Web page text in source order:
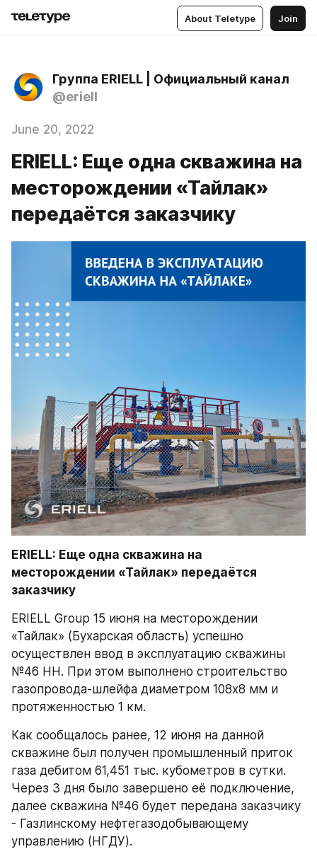
About Teletype Join
Группа ERIELL | Официальный канал
@eriell
June 20, 2022
ERIELL: Еще одна скважина на
месторождении «Тайлак»
передаётся заказчику
ERIELL: Еще одна скважина на
месторождении «Тайлак» передаётся
заказчику
ERIELL Group 15 июня на месторождении
«Тайлак» (Бухарская область) успешно
осуществлен ввод в эксплуатацию скважины
№46 НН. При этом выполнено строительство
газопровода-шлейфа диаметром 108х8 мм и
протяженностью 1 км.
Как сообщалось ранее, 12 июня на данной
скважине был получен промышленный приток
газа дебитом 61,451 тыс. кубометров в сутки.
Через 3 дня было завершено её подключение,
далее скважина №46 будет передана заказчику
- Газлинскому нефтегазодобывающему
управлению (НГДУ).